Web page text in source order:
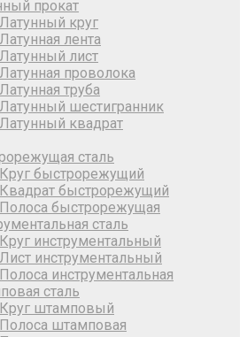
прокат
Латунный круг
Латунная лента
Латунный лист
Латунная проволока
Латунная труба
Латунный шестигранник
Латунный квадрат
сталь
Круг быстрорежущий
Квадрат быстрорежущий
Полоса быстрорежущая
сталь
Круг инструментальный
Лист инструментальный
Полоса инструментальная
сталь
Круг штамповый
Полоса штамповая